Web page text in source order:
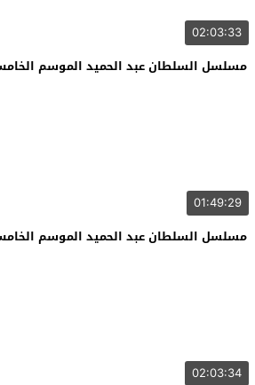
02:03:33
مسلسل السلطان عبد الحميد الموسم الخامس
01:49:29
مسلسل السلطان عبد الحميد الموسم الخامس
02:03:34